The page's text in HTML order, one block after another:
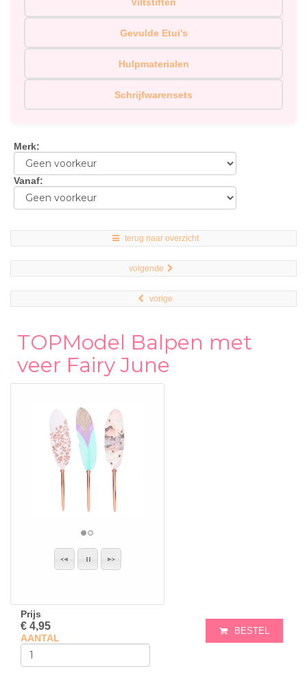
Gevulde Etui's
Hulpmaterialen
Schrijfwarensets
Merk:
Vanaf:
terug naar overzicht
volgende
vorige
TOPModel Balpen met
veer Fairy June
Prijs
€ 4,95
AANTAL
BESTEL